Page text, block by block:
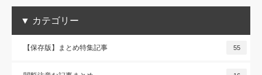
▼ カテゴリー
【保存版】まとめ特集記事 55